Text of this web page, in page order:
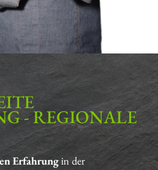
- REGIONALE
Erfahrungin der